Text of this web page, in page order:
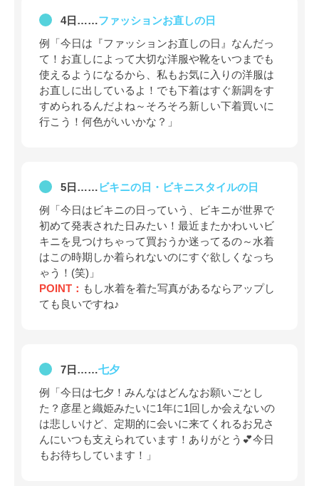
4日……ファッションお直しの日
例「今日は『ファッションお直しの日』なんだっ
て！お直しによって大切な洋服や靴をいつまでも
使えるようになるから、私もお気に入りの洋服は
お直しに出しているよ！でも下着はすぐ新調をす
すめられるんだよね～そろそろ新しい下着買いに
行こう！何色がいいかな？」
5日…… ビキニの日・ビキニスタイルの日
例「今日はビキニの日っていう、ビキニが世界で
初めて発表された日みたい！最近またかわいいビ
キニを見つけちゃって買おうか迷ってるの～水着
はこの時期しか着られないのにすぐ欲しくなっち
ゃう！(笑)」
POINT： もし水着を着た写真があるならアップし
ても良いですね♪
7日……七夕
例「今日は七夕！みんなはどんなお願いごとし
た？彦星と織姫みたいに1年に1回しか会えないの
は悲しいけど、定期的に会いに来てくれるお兄さ
んにいつも支えられています！ありがとう💕今日
もお待ちしています！」